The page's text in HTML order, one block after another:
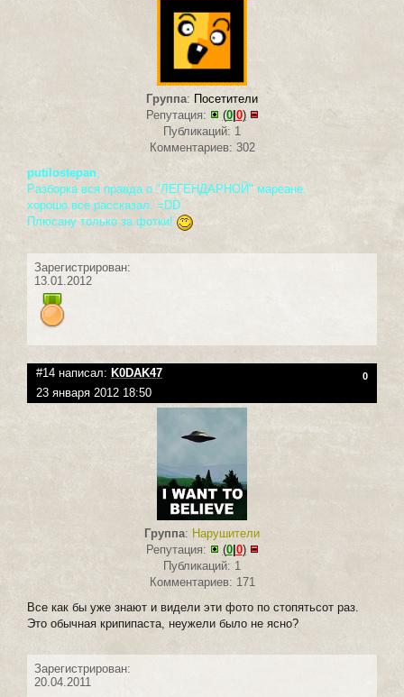
Группа: Посетители
Репутация:
(0| 0)
Публикаций: 1
Комментариев: 302
putilostepan,
Разборка вся правда о "ЛЕГЕНДАРНОЙ" мареане.
хорошо все рассказал. =DD
Плюсану только за фотки!
Зарегистрирован:
13.01.2012
#14 написал: K0DAK47 0
23 января 2012 18:50
Группа: Нарушители
Репутация:
(0| 0)
Публикаций: 1
Комментариев: 171
Все как бы уже знают и видели эти фото по стопятьсот раз.
Это обычная крипипаста, неужели было не ясно?
Зарегистрирован:
20.04.2011